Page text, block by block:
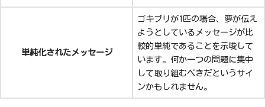
単純化されたメッセージ
ゴキブリが1匹の場合、夢が伝え
ようとしているメッセージが比
較的単純であることを示唆して
います。何か一つの問題に集中
して取り組むべきだというサイ
ンかもしれません。